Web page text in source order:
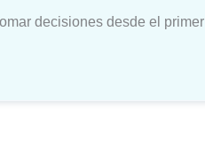
decisiones desde el